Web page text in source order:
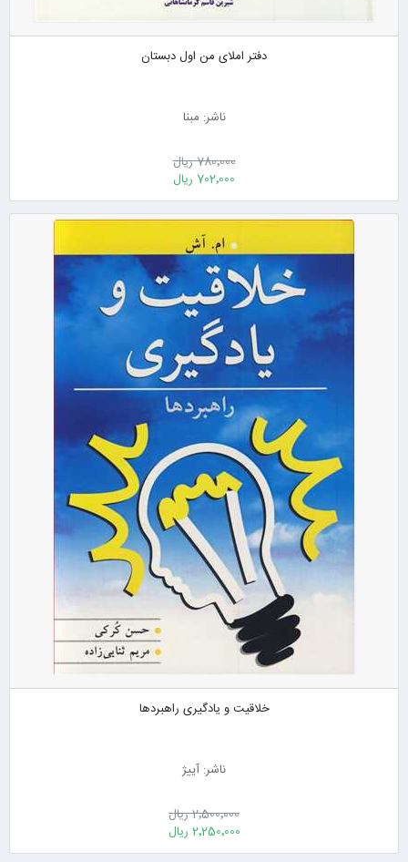
دفتر املای من اول دبستان
ناشر: مبنا
780٬000 ریال
702٬000 ریال
خلاقیت و یادگیری راهبردها
ناشر: آییژ
2٬500٬000 ریال
2٬250٬000 ریال